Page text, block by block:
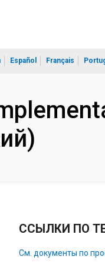
Español Français
ССЫЛКИ ПО
См. документы по